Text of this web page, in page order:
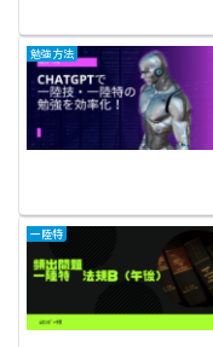
勉強方法
一陸特